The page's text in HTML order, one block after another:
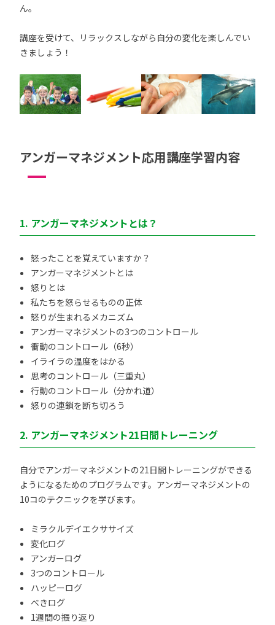
ん。
講座を受けて、リラックスしながら自分の変化を楽しんでい
きましょう！
アンガーマネジメント応用講座学習内容
1. アンガーマネジメントとは？
怒ったことを覚えていますか？
アンガーマネジメントとは
怒りとは
私たちを怒らせるものの正体
怒りが生まれるメカニズム
アンガーマネジメントの3つのコントロール
衝動のコントロール（6秒）
イライラの温度をはかる
思考のコントロール（三重丸）
行動のコントロール（分かれ道）
怒りの連鎖を断ち切ろう
2. アンガーマネジメント21日間トレーニング
自分でアンガーマネジメントの21日間トレーニングができる
ようになるためのプログラムです。アンガーマネジメントの
10コのテクニックを学びます。
ミラクルデイエクササイズ
変化ログ
アンガーログ
3つのコントロール
ハッピーログ
べきログ
1週間の振り返り